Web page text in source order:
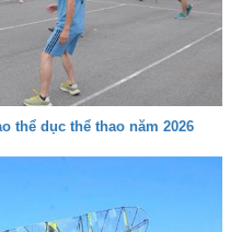
thể dục thể thao năm 2026